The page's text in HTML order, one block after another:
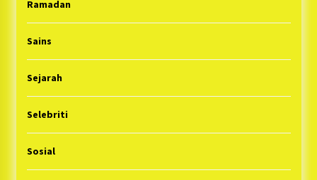
Ramadan
Sains
Sejarah
Selebriti
Sosial